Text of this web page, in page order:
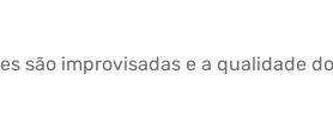
são improvisadas e a qualidade